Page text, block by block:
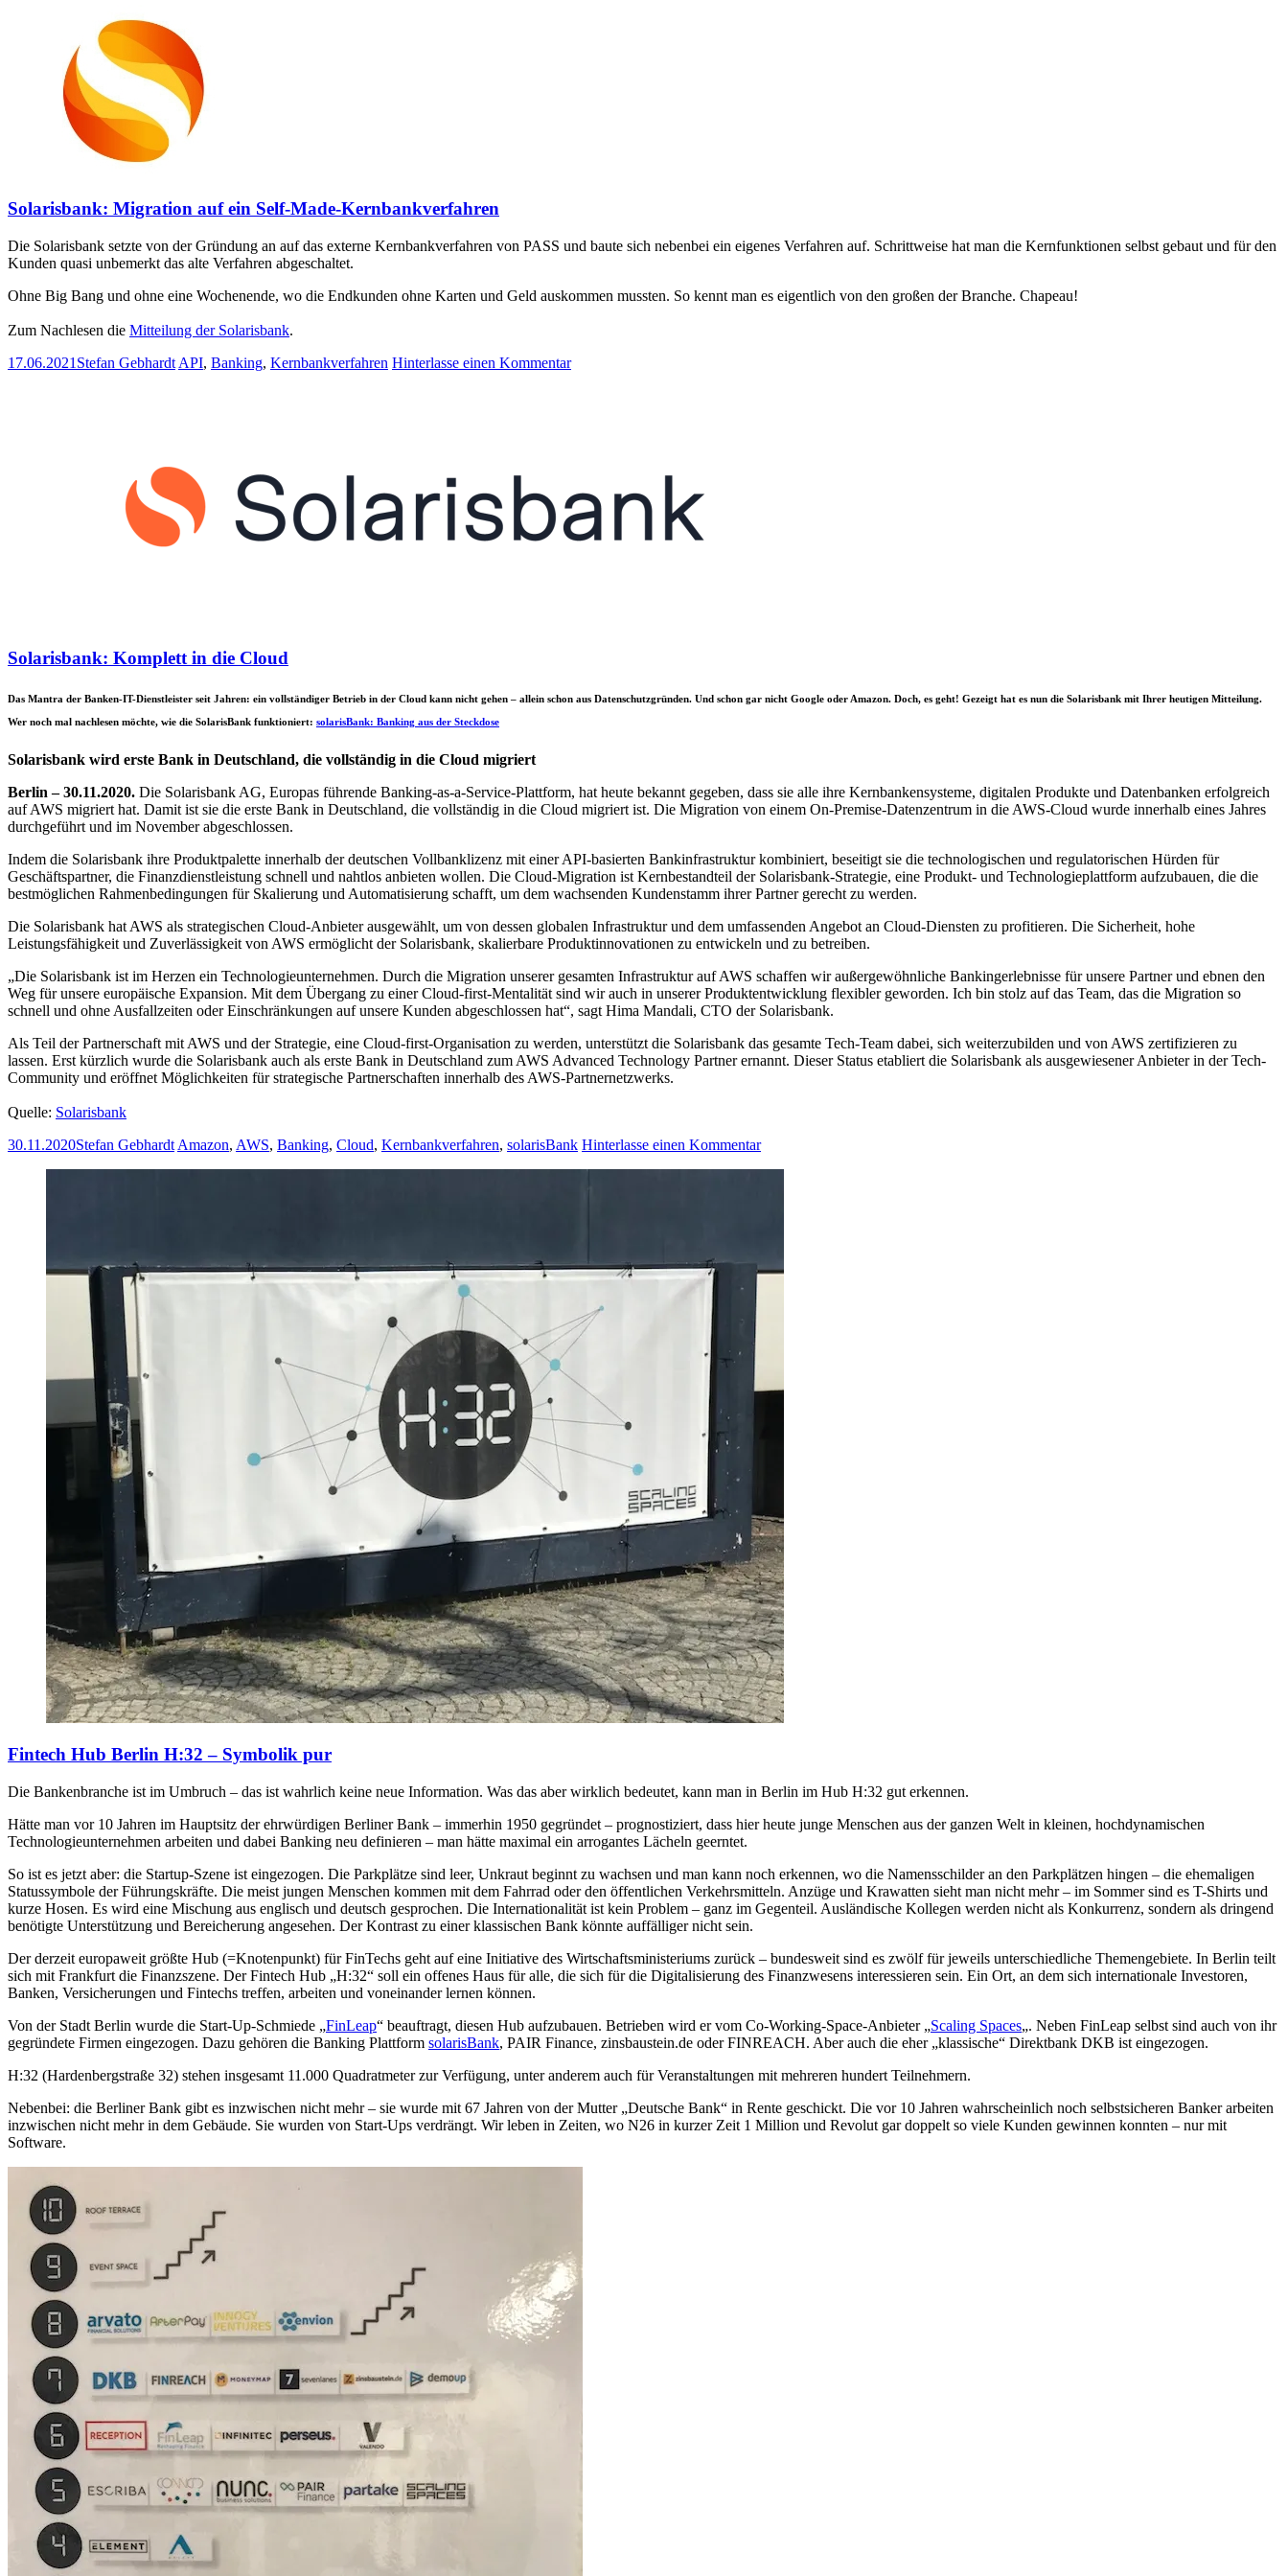
Solarisbank: Migration auf ein Self-Made-Kernbankverfahren
Die Solarisbank setzte von der Gründung an auf das externe Kernbankverfahren von PASS und baute sich nebenbei ein eigenes Verfahren auf. Schrittweise hat man die Kernfunktionen selbst gebaut und für den
Kunden quasi unbemerkt das alte Verfahren abgeschaltet.
Ohne Big Bang und ohne eine Wochenende, wo die Endkunden ohne Karten und Geld auskommen mussten. So kennt man es eigentlich von den großen der Branche. Chapeau!
Zum Nachlesen die Mitteilung der Solarisbank.
17.06.2021 Stefan Gebhardt API, Banking, Kernbankverfahren Hinterlasse einen Kommentar
Solarisbank: Komplett in die Cloud
Das Mantra der Banken-IT-Dienstleister seit Jahren: ein vollständiger Betrieb in der Cloud kann nicht gehen – allein schon aus Datenschutzgründen. Und schon gar nicht Google oder Amazon. Doch, es geht! Gezeigt hat es nun die Solarisbank mit Ihrer heutigen Mitteilung.
Wer noch mal nachlesen möchte, wie die SolarisBank funktioniert: solarisBank: Banking aus der Steckdose
Solarisbank wird erste Bank in Deutschland, die vollständig in die Cloud migriert
Berlin – 30.11.2020. Die Solarisbank AG, Europas führende Banking-as-a-Service-Plattform, hat heute bekannt gegeben, dass sie alle ihre Kernbankensysteme, digitalen Produkte und Datenbanken erfolgreich
auf AWS migriert hat. Damit ist sie die erste Bank in Deutschland, die vollständig in die Cloud migriert ist. Die Migration von einem On-Premise-Datenzentrum in die AWS-Cloud wurde innerhalb eines Jahres
durchgeführt und im November abgeschlossen.
Indem die Solarisbank ihre Produktpalette innerhalb der deutschen Vollbanklizenz mit einer API-basierten Bankinfrastruktur kombiniert, beseitigt sie die technologischen und regulatorischen Hürden für
Geschäftspartner, die Finanzdienstleistung schnell und nahtlos anbieten wollen. Die Cloud-Migration ist Kernbestandteil der Solarisbank-Strategie, eine Produkt- und Technologieplattform aufzubauen, die die
bestmöglichen Rahmenbedingungen für Skalierung und Automatisierung schafft, um dem wachsenden Kundenstamm ihrer Partner gerecht zu werden.
Die Solarisbank hat AWS als strategischen Cloud-Anbieter ausgewählt, um von dessen globalen Infrastruktur und dem umfassenden Angebot an Cloud-Diensten zu profitieren. Die Sicherheit, hohe
Leistungsfähigkeit und Zuverlässigkeit von AWS ermöglicht der Solarisbank, skalierbare Produktinnovationen zu entwickeln und zu betreiben.
„Die Solarisbank ist im Herzen ein Technologieunternehmen. Durch die Migration unserer gesamten Infrastruktur auf AWS schaffen wir außergewöhnliche Bankingerlebnisse für unsere Partner und ebnen den
Weg für unsere europäische Expansion. Mit dem Übergang zu einer Cloud-first-Mentalität sind wir auch in unserer Produktentwicklung flexibler geworden. Ich bin stolz auf das Team, das die Migration so
schnell und ohne Ausfallzeiten oder Einschränkungen auf unsere Kunden abgeschlossen hat“, sagt Hima Mandali, CTO der Solarisbank.
Als Teil der Partnerschaft mit AWS und der Strategie, eine Cloud-first-Organisation zu werden, unterstützt die Solarisbank das gesamte Tech-Team dabei, sich weiterzubilden und von AWS zertifizieren zu
lassen. Erst kürzlich wurde die Solarisbank auch als erste Bank in Deutschland zum AWS Advanced Technology Partner ernannt. Dieser Status etabliert die Solarisbank als ausgewiesener Anbieter in der Tech-
Community und eröffnet Möglichkeiten für strategische Partnerschaften innerhalb des AWS-Partnernetzwerks.
Quelle: Solarisbank
30.11.2020Stefan Gebhardt Amazon, AWS, Banking, Cloud, Kernbankverfahren, solarisBank Hinterlasse einen Kommentar
Fintech Hub Berlin H:32 – Symbolik pur
Die Bankenbranche ist im Umbruch – das ist wahrlich keine neue Information. Was das aber wirklich bedeutet, kann man in Berlin im Hub H:32 gut erkennen.
Hätte man vor 10 Jahren im Hauptsitz der ehrwürdigen Berliner Bank – immerhin 1950 gegründet – prognostiziert, dass hier heute junge Menschen aus der ganzen Welt in kleinen, hochdynamischen
Technologieunternehmen arbeiten und dabei Banking neu definieren – man hätte maximal ein arrogantes Lächeln geerntet.
So ist es jetzt aber: die Startup-Szene ist eingezogen. Die Parkplätze sind leer, Unkraut beginnt zu wachsen und man kann noch erkennen, wo die Namensschilder an den Parkplätzen hingen – die ehemaligen
Statussymbole der Führungskräfte. Die meist jungen Menschen kommen mit dem Fahrrad oder den öffentlichen Verkehrsmitteln. Anzüge und Krawatten sieht man nicht mehr – im Sommer sind es T-Shirts und
kurze Hosen. Es wird eine Mischung aus englisch und deutsch gesprochen. Die Internationalität ist kein Problem – ganz im Gegenteil. Ausländische Kollegen werden nicht als Konkurrenz, sondern als dringend
benötigte Unterstützung und Bereicherung angesehen. Der Kontrast zu einer klassischen Bank könnte auffälliger nicht sein.
Der derzeit europaweit größte Hub (=Knotenpunkt) für FinTechs geht auf eine Initiative des Wirtschaftsministeriums zurück – bundesweit sind es zwölf für jeweils unterschiedliche Themengebiete. In Berlin teilt
sich mit Frankfurt die Finanzszene. Der Fintech Hub „H:32“ soll ein offenes Haus für alle, die sich für die Digitalisierung des Finanzwesens interessieren sein. Ein Ort, an dem sich internationale Investoren,
Banken, Versicherungen und Fintechs treffen, arbeiten und voneinander lernen können.
Von der Stadt Berlin wurde die Start-Up-Schmiede „FinLeap“ beauftragt, diesen Hub aufzubauen. Betrieben wird er vom Co-Working-Space-Anbieter „Scaling Spaces„. Neben FinLeap selbst sind auch von ihr
gegründete Firmen eingezogen. Dazu gehören die Banking Plattform solarisBank, PAIR Finance, zinsbaustein.de oder FINREACH. Aber auch die eher „klassische“ Direktbank DKB ist eingezogen.
H:32 (Hardenbergstraße 32) stehen insgesamt 11.000 Quadratmeter zur Verfügung, unter anderem auch für Veranstaltungen mit mehreren hundert Teilnehmern.
Nebenbei: die Berliner Bank gibt es inzwischen nicht mehr – sie wurde mit 67 Jahren von der Mutter „Deutsche Bank“ in Rente geschickt. Die vor 10 Jahren wahrscheinlich noch selbstsicheren Banker arbeiten
inzwischen nicht mehr in dem Gebäude. Sie wurden von Start-Ups verdrängt. Wir leben in Zeiten, wo N26 in kurzer Zeit 1 Million und Revolut gar doppelt so viele Kunden gewinnen konnten – nur mit
Software.